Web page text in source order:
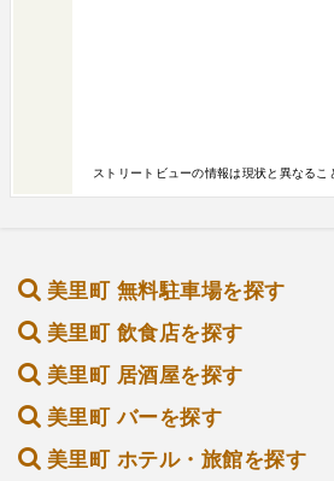
ストリートビューの情報は現状と異なるこ
美里町 無料駐車場を探す
美里町 飲食店を探す
美里町 居酒屋を探す
美里町 バーを探す
美里町 ホテル・旅館を探す